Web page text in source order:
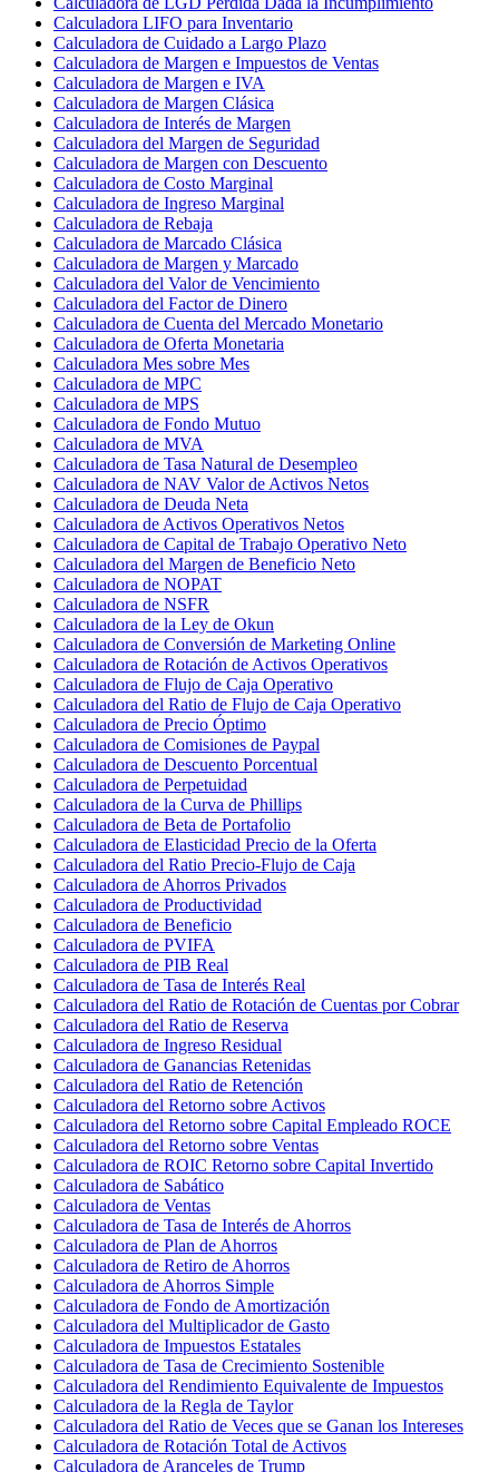
Calculadora LIFO para Inventario
Calculadora de Cuidado a Largo Plazo
Calculadora de Margen e Impuestos de Ventas
Calculadora de Margen e IVA
Calculadora de Margen Clásica
Calculadora de Interés de Margen
Calculadora del Margen de Seguridad
Calculadora de Margen con Descuento
Calculadora de Costo Marginal
Calculadora de Ingreso Marginal
Calculadora de Rebaja
Calculadora de Marcado Clásica
Calculadora de Margen y Marcado
Calculadora del Valor de Vencimiento
Calculadora del Factor de Dinero
Calculadora de Cuenta del Mercado Monetario
Calculadora de Oferta Monetaria
Calculadora Mes sobre Mes
Calculadora de MPC
Calculadora de MPS
Calculadora de Fondo Mutuo
Calculadora de MVA
Calculadora de Tasa Natural de Desempleo
Calculadora de NAV Valor de Activos Netos
Calculadora de Deuda Neta
Calculadora de Activos Operativos Netos
Calculadora de Capital de Trabajo Operativo Neto
Calculadora del Margen de Beneficio Neto
Calculadora de NOPAT
Calculadora de NSFR
Calculadora de la Ley de Okun
Calculadora de Conversión de Marketing Online
Calculadora de Rotación de Activos Operativos
Calculadora de Flujo de Caja Operativo
Calculadora del Ratio de Flujo de Caja Operativo
Calculadora de Precio Óptimo
Calculadora de Comisiones de Paypal
Calculadora de Descuento Porcentual
Calculadora de Perpetuidad
Calculadora de la Curva de Phillips
Calculadora de Beta de Portafolio
Calculadora de Elasticidad Precio de la Oferta
Calculadora del Ratio Precio-Flujo de Caja
Calculadora de Ahorros Privados
Calculadora de Productividad
Calculadora de Beneficio
Calculadora de PVIFA
Calculadora de PIB Real
Calculadora de Tasa de Interés Real
Calculadora del Ratio de Rotación de Cuentas por Cobrar
Calculadora del Ratio de Reserva
Calculadora de Ingreso Residual
Calculadora de Ganancias Retenidas
Calculadora del Ratio de Retención
Calculadora del Retorno sobre Activos
Calculadora del Retorno sobre Capital Empleado ROCE
Calculadora del Retorno sobre Ventas
Calculadora de ROIC Retorno sobre Capital Invertido
Calculadora de Sabático
Calculadora de Ventas
Calculadora de Tasa de Interés de Ahorros
Calculadora de Plan de Ahorros
Calculadora de Retiro de Ahorros
Calculadora de Ahorros Simple
Calculadora de Fondo de Amortización
Calculadora del Multiplicador de Gasto
Calculadora de Impuestos Estatales
Calculadora de Tasa de Crecimiento Sostenible
Calculadora del Rendimiento Equivalente de Impuestos
Calculadora de la Regla de Taylor
Calculadora del Ratio de Veces que se Ganan los Intereses
Calculadora de Rotación Total de Activos
Calculadora de Aranceles de Trump